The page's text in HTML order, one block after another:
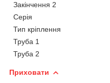
Закінчення 2
Серія
Тип кріплення
Труба 1
Труба 2
Приховати